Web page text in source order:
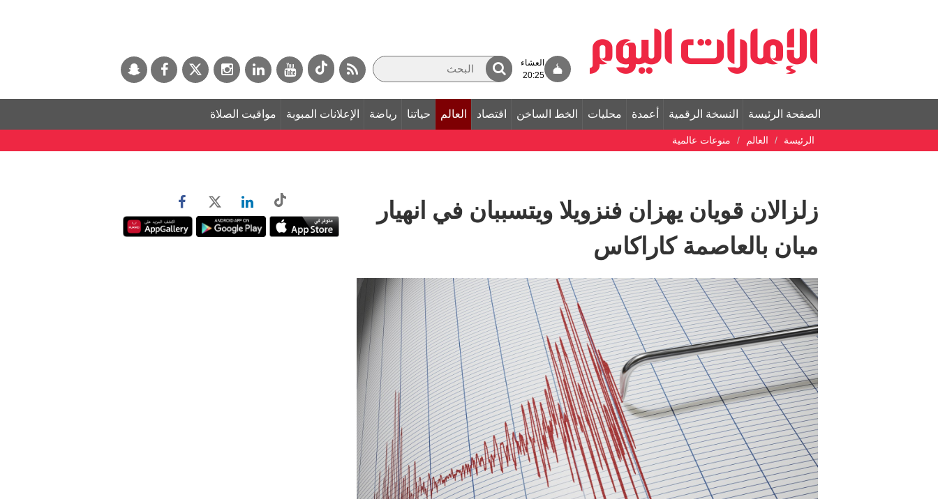
العشاء
20:25
الصفحة الرئيسة النسخة الرقمية أعمدة محليات الخط الساخن اقتصاد العالم حياتنا رياضة الإعلانات المبوبة مواقيت الصلاة
الرئيسة العالم منوعات عالمية
زلزالان قويان يهزان فنزويلا ويتسببان في انهيار
مبان بالعاصمة كاراكاس